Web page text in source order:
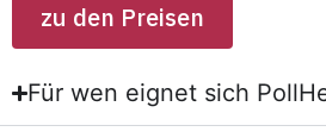
zu den Preisen
Für wen eignet sich